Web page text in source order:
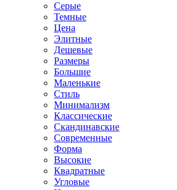
Серые
Темные
Цена
Элитные
Дешевые
Размеры
Большие
Маленькие
Стиль
Минимализм
Классические
Скандинавские
Современные
Форма
Высокие
Квадратные
Угловые